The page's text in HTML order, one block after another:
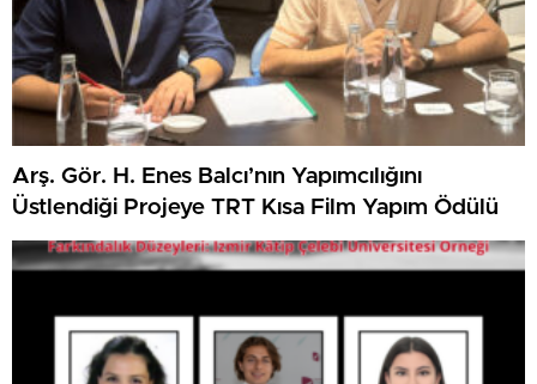
Arş. Gör. H. Enes Balcı’nın Yapımcılığını
Üstlendiği Projeye TRT Kısa Film Yapım Ödülü